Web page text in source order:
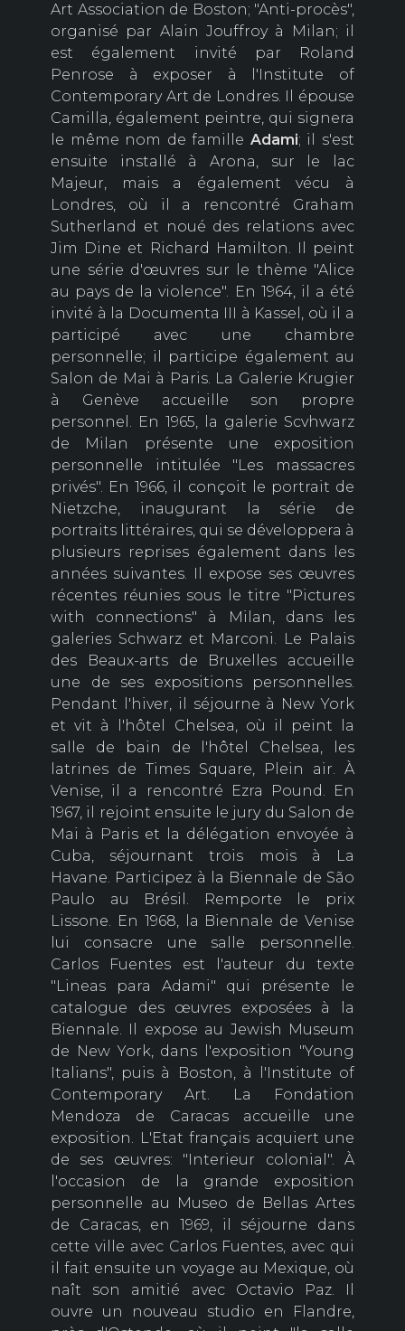
Art Association de Boston; "Anti-procès",
organisé par Alain Jouffroy à Milan; il
est également invité par Roland
Penrose à exposer à l'Institute of
Contemporary Art de Londres. Il épouse
Camilla, également peintre, qui signera
le même nom de famille Adami; il s'est
ensuite installé à Arona, sur le lac
Majeur, mais a également vécu à
Londres, où il a rencontré Graham
Sutherland et noué des relations avec
Jim Dine et Richard Hamilton. Il peint
une série d'œuvres sur le thème "Alice
au pays de la violence". En 1964, il a été
invité à la Documenta III à Kassel, où il a
participé avec une chambre
personnelle; il participe également au
Salon de Mai à Paris. La Galerie Krugier
à Genève accueille son propre
personnel. En 1965, la galerie Scvhwarz
de Milan présente une exposition
personnelle intitulée "Les massacres
privés". En 1966, il conçoit le portrait de
Nietzche, inaugurant la série de
portraits littéraires, qui se développera à
plusieurs reprises également dans les
années suivantes. Il expose ses œuvres
récentes réunies sous le titre "Pictures
with connections" à Milan, dans les
galeries Schwarz et Marconi. Le Palais
des Beaux-arts de Bruxelles accueille
une de ses expositions personnelles.
Pendant l'hiver, il séjourne à New York
et vit à l'hôtel Chelsea, où il peint la
salle de bain de l'hôtel Chelsea, les
latrines de Times Square, Plein air. À
Venise, il a rencontré Ezra Pound. En
1967, il rejoint ensuite le jury du Salon de
Mai à Paris et la délégation envoyée à
Cuba, séjournant trois mois à La
Havane. Participez à la Biennale de São
Paulo au Brésil. Remporte le prix
Lissone. En 1968, la Biennale de Venise
lui consacre une salle personnelle.
Carlos Fuentes est l'auteur du texte
"Lineas para Adami" qui présente le
catalogue des œuvres exposées à la
Biennale. Il expose au Jewish Museum
de New York, dans l'exposition "Young
Italians", puis à Boston, à l'Institute of
Contemporary Art. La Fondation
Mendoza de Caracas accueille une
exposition. L'Etat français acquiert une
de ses œuvres: "Interieur colonial". À
l'occasion de la grande exposition
personnelle au Museo de Bellas Artes
de Caracas, en 1969, il séjourne dans
cette ville avec Carlos Fuentes, avec qui
il fait ensuite un voyage au Mexique, où
naît son amitié avec Octavio Paz. Il
ouvre un nouveau studio en Flandre,